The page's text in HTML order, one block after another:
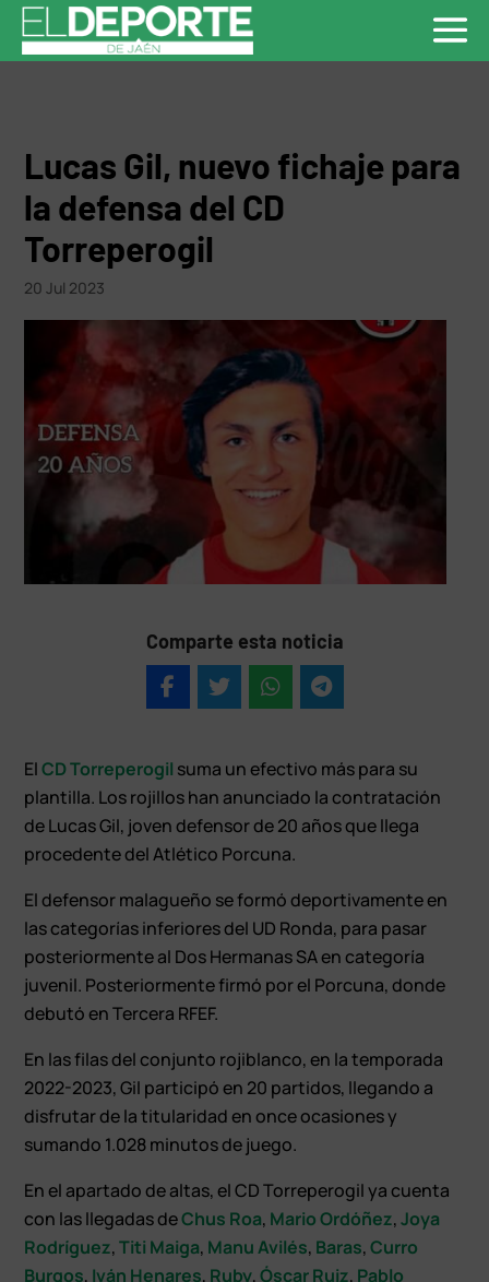
Lucas Gil, nuevo fichaje para
la defensa del CD
Torreperogil
20 Jul 2023
Comparte esta noticia
ElCD Torreperogil suma un efectivo más para su
plantilla. Los rojillos han anunciado la contratación
de Lucas Gil, joven defensor de 20 años que llega
procedente del Atlético Porcuna.
El defensor malagueño se formó deportivamente en
las categorías inferiores del UD Ronda, para pasar
posteriormente al Dos Hermanas SA en categoría
juvenil. Posteriormente firmó por el Porcuna, donde
debutó en Tercera RFEF.
En las filas del conjunto rojiblanco, en la temporada
2022-2023, Gil participó en 20 partidos, llegando a
disfrutar de la titularidad en once ocasiones y
sumando 1.028 minutos de juego.
En el apartado de altas, el CD Torreperogil ya cuenta
con las llegadas deChus Roa, Mario Ordóñez,Joya
Rodríguez,Titi Maiga, Manu Avilés, Baras,Curro
Burgos, Iván Henares, Ruby,Óscar Ruiz, Pablo